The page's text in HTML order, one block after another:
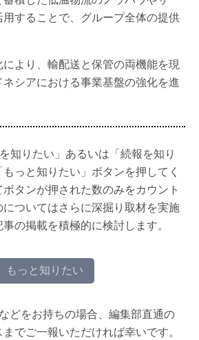
することで、グループ全体の提供
より、輸配送と保管の両機能を現
シアにおける事業基盤の強化を進
知りたい」あるいは「続報を知り
っと知りたい」ボタンを押してく
タンが押された数のみをカウント
ついてはさらに深掘り取材を実施
の掲載を積極的に検討します。
もっと知りたい
どをお持ちの場合、編集部直通の
でご一報いただければ幸いです。